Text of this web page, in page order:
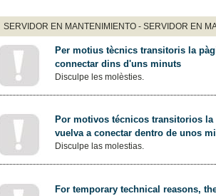
SERVIDOR EN MANTENIMIENTO - SERVIDOR EN
Per motius tècnics transitoris la
connectar dins d'uns minuts
Disculpe les molèsties.
Por motivos técnicos transitorios
vuelva a conectar dentro de unos
Disculpe las molestias.
For temporary technical reasons,